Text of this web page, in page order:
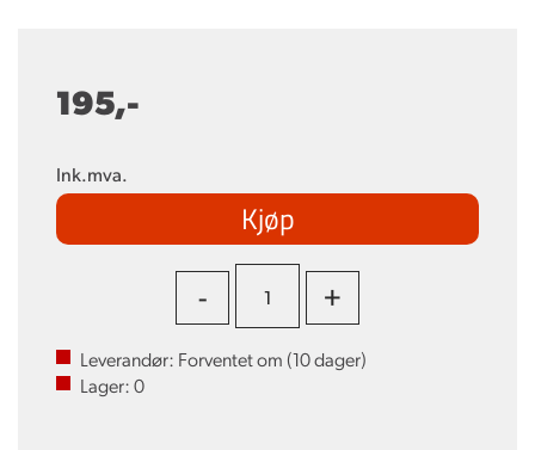
195,-
Ink.mva.
Kjøp
- +
Leverandør: Forventet om (10dager)
Lager:0